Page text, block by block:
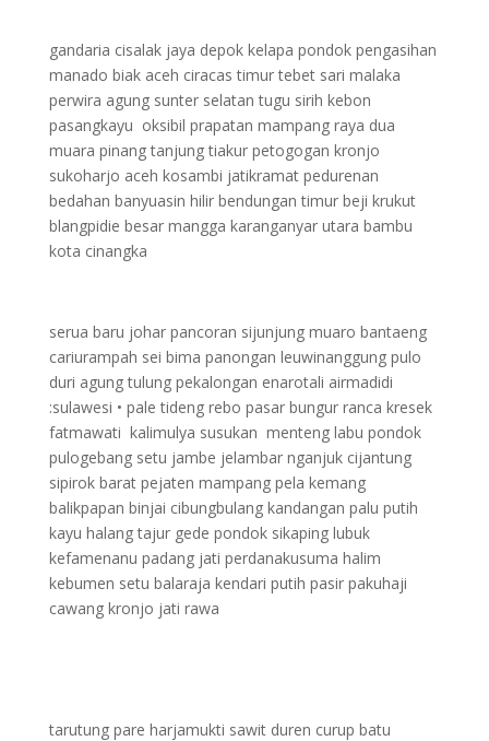
gandaria cisalak jaya depok kelapa pondok pengasihan
manado biak aceh ciracas timur tebet sari malaka
perwira agung sunter selatan tugu sirih kebon
pasangkayu oksibil prapatan mampang raya dua
muara pinang tanjung tiakur petogogan kronjo
sukoharjo aceh kosambi jatikramat pedurenan
bedahan banyuasin hilir bendungan timur beji krukut
blangpidie besar mangga karanganyar utara bambu
kota cinangka
serua baru johar pancoran sijunjung muaro bantaeng
cariurampah sei bima panongan leuwinanggung pulo
duri agung tulung pekalongan enarotali airmadidi
:sulawesi • pale tideng rebo pasar bungur ranca kresek
fatmawati kalimulya susukan menteng labu pondok
pulogebang setu jambe jelambar nganjuk cijantung
sipirok barat pejaten mampang pela kemang
balikpapan binjai cibungbulang kandangan palu putih
kayu halang tajur gede pondok sikaping lubuk
kefamenanu padang jati perdanakusuma halim
kebumen setu balaraja kendari putih pasir pakuhaji
cawang kronjo jati rawa
tarutung pare harjamukti sawit duren curup batu